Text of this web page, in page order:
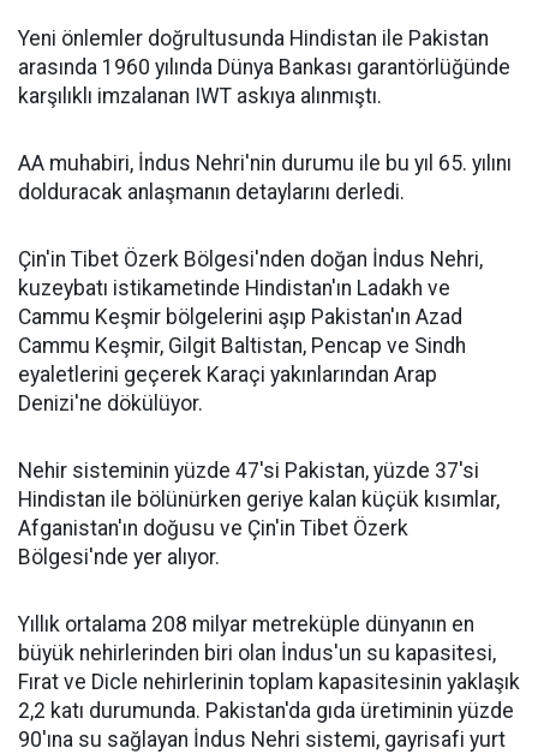
Yeni önlemler doğrultusunda Hindistan ile Pakistan
arasında 1960 yılında Dünya Bankası garantörlüğünde
karşılıklı imzalanan IWT askıya alınmıştı.
AA muhabiri, İndus Nehri'nin durumu ile bu yıl 65. yılını
dolduracak anlaşmanın detaylarını derledi.
Çin'in Tibet Özerk Bölgesi'nden doğan İndus Nehri,
kuzeybatı istikametinde Hindistan'ın Ladakh ve
Cammu Keşmir bölgelerini aşıp Pakistan'ın Azad
Cammu Keşmir, Gilgit Baltistan, Pencap ve Sindh
eyaletlerini geçerek Karaçi yakınlarından Arap
Denizi'ne dökülüyor.
Nehir sisteminin yüzde 47'si Pakistan, yüzde 37'si
Hindistan ile bölünürken geriye kalan küçük kısımlar,
Afganistan'ın doğusu ve Çin'in Tibet Özerk
Bölgesi'nde yer alıyor.
Yıllık ortalama 208 milyar metreküple dünyanın en
büyük nehirlerinden biri olan İndus'un su kapasitesi,
Fırat ve Dicle nehirlerinin toplam kapasitesinin yaklaşık
2,2 katı durumunda. Pakistan'da gıda üretiminin yüzde
90'ına su sağlayan İndus Nehri sistemi, gayrisafi yurt